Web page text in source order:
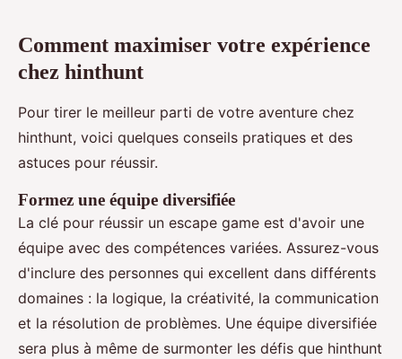
Comment maximiser votre expérience
chez hinthunt
Pour tirer le meilleur parti de votre aventure chez
hinthunt, voici quelques conseils pratiques et des
astuces pour réussir.
Formez une équipe diversifiée
La clé pour réussir un escape game est d'avoir une
équipe avec des compétences variées. Assurez-vous
d'inclure des personnes qui excellent dans différents
domaines : la logique, la créativité, la communication
et la résolution de problèmes. Une équipe diversifiée
sera plus à même de surmonter les défis que hinthunt